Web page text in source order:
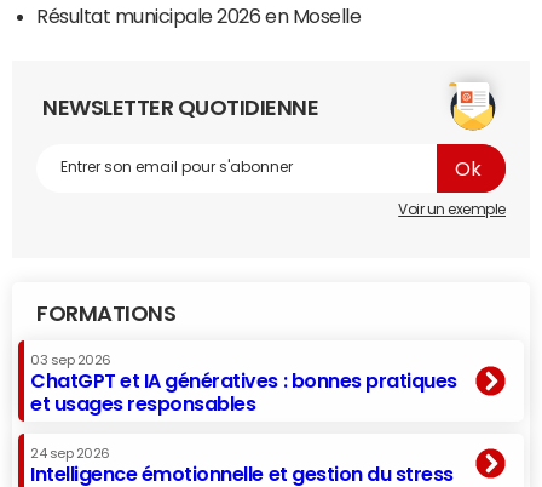
Résultat municipale 2026 en Moselle
NEWSLETTER QUOTIDIENNE
Voir un exemple
FORMATIONS
03 sep 2026
ChatGPT et IA génératives : bonnes pratiques
et usages responsables
24 sep 2026
Intelligence émotionnelle et gestion du stress